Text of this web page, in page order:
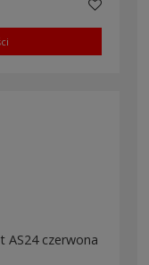
AS24 czerwona